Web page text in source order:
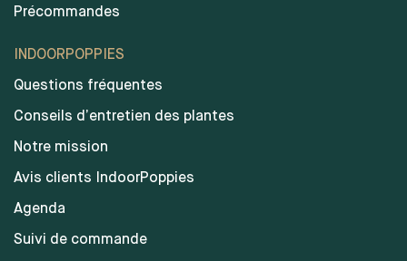
Précommandes
INDOORPOPPIES
Questions fréquentes
Conseils d’entretien des plantes
Notre mission
Avis clients IndoorPoppies
Agenda
Suivi de commande